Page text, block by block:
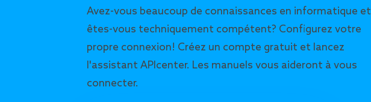
Avez-vous beaucoup de connaissances en informatique et
êtes-vous techniquement compétent? Configurez votre
propre connexion! Créez un compte gratuit et lancez
l'assistant APIcenter. Les manuels vous aideront à vous
connecter.